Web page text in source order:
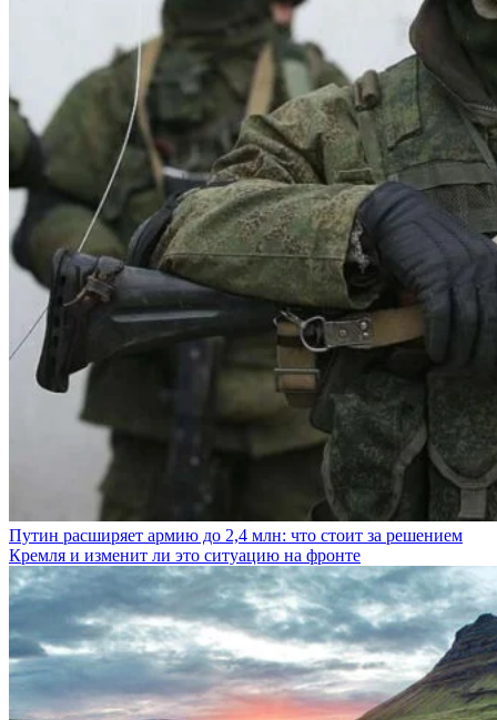
Путин расширяет армию до 2,4 млн: что стоит за решением
Кремля и изменит ли это ситуацию на фронте